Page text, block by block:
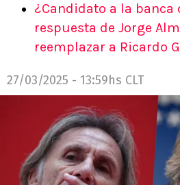
¿Candidato a la banca
respuesta de Jorge
reemplazar a Ricardo
27/03/2025 - 13:59hs CLT